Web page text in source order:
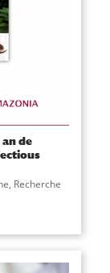
de
, Recherche